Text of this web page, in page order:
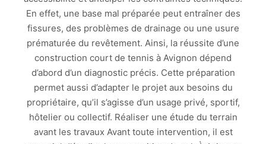
En effet, une base mal préparée peut entraîner des
fissures, des problèmes de drainage ou une usure
prématurée du revêtement. Ainsi, la réussite d’une
construction court de tennis à Avignon dépend
d’abord d’un diagnostic précis. Cette préparation
permet aussi d’adapter le projet aux besoins du
propriétaire, qu’il s’agisse d’un usage privé, sportif,
hôtelier ou collectif. Réaliser une étude du terrain
avant les travaux Avant toute intervention, il est